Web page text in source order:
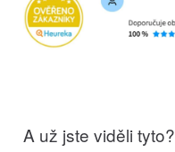
A už jste viděli tyto?